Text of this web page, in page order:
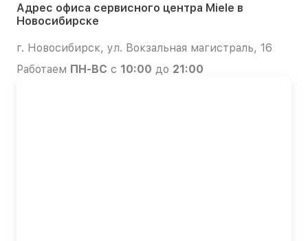
Адрес офиса сервисного центра Miele в
Новосибирске
г. Новосибирск, ул. Вокзальная магистраль, 16
Работаем ПН-ВС с 10:00 до 21:00